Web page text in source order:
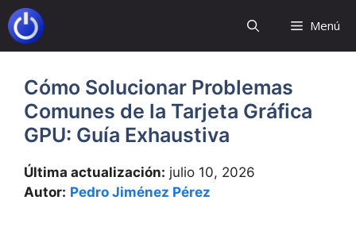
Saltar
al
contenido
Menú
Cómo Solucionar Problemas
Comunes de la Tarjeta Gráfica
GPU: Guía Exhaustiva
Última actualización: julio 10, 2026
Autor: Pedro Jiménez Pérez